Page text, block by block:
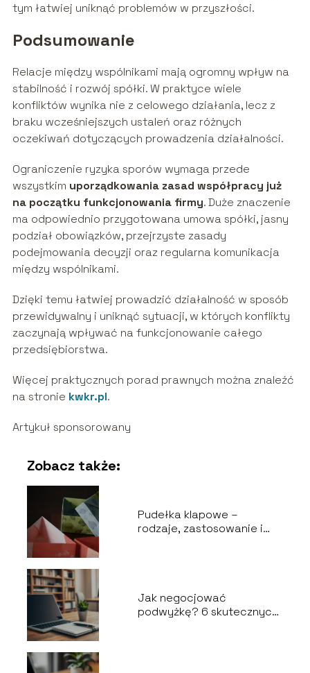
tym łatwiej uniknąć problemów w przyszłości.
Podsumowanie
Relacje między wspólnikami mają ogromny wpływ na
stabilność i rozwój spółki. W praktyce wiele
konfliktów wynika nie z celowego działania, lecz z
braku wcześniejszych ustaleń oraz różnych
oczekiwań dotyczących prowadzenia działalności.
Ograniczenie ryzyka sporów wymaga przede
wszystkim uporządkowania zasad współpracy już
na początku funkcjonowania firmy. Duże znaczenie
ma odpowiednio przygotowana umowa spółki, jasny
podział obowiązków, przejrzyste zasady
podejmowania decyzji oraz regularna komunikacja
między wspólnikami.
Dzięki temu łatwiej prowadzić działalność w sposób
przewidywalny i uniknąć sytuacji, w których konflikty
zaczynają wpływać na funkcjonowanie całego
przedsiębiorstwa.
Więcej praktycznych porad prawnych można znaleźć
na stronie kwkr.pl.
Artykuł sponsorowany
Zobacz także:
Pudełka klapowe –
rodzaje, zastosowanie i
Jak negocjować
podwyżkę? 6 skutecznych